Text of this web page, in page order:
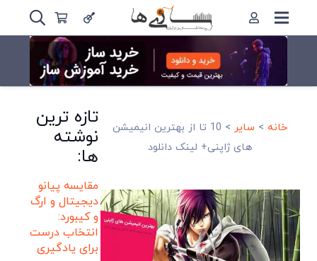
خانه > سایر>
10 تا از بهترین انیمیشن
های ژاپنی+ لینک دانلود
تازه ترین
نوشته
ها:
مقایسه پیانو
دیجیتال و ارگ
و کیبورد:
انتخاب درست
برای یادگیری